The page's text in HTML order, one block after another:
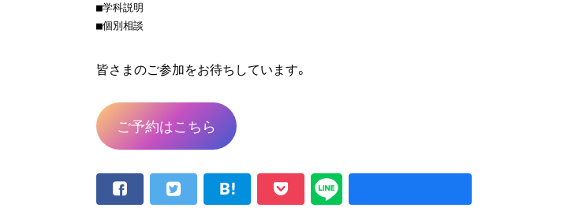
■学科説明
■個別相談
皆さまのご参加をお待ちしています。
ご予約はこちら